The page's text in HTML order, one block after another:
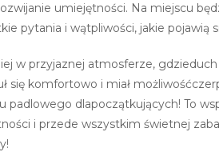
umiejętności. Na miejscu
pytania i wątpliwości​,​ jakie pojawią
w przyjaznej atmosferze​,​
się komfortowo i miał
padlowego dlapoczątkujących! To
i przede wszystkim świetnej